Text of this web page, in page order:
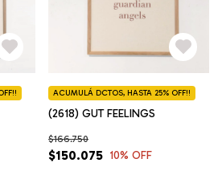
(2618) GUT FEELINGS
$150.075
$166.750
10% OFF
ACUMULÁ DCTOS, HASTA 25% OFF!!